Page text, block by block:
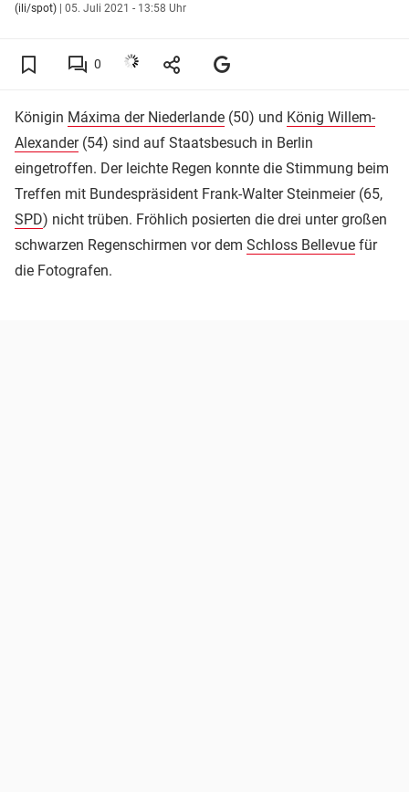
(ili/spot) | 05. Juli 2021 - 13:58 Uhr
0
Königin Máxima der Niederlande (50) und König Willem-
Alexander(54) sind auf Staatsbesuch in Berlin
eingetroffen. Der leichte Regen konnte die Stimmung beim
Treffen mit Bundespräsident Frank-Walter Steinmeier (65,
SPD) nicht trüben. Fröhlich posierten die drei unter großen
schwarzen Regenschirmen vor dem Schloss Bellevue für
die Fotografen.